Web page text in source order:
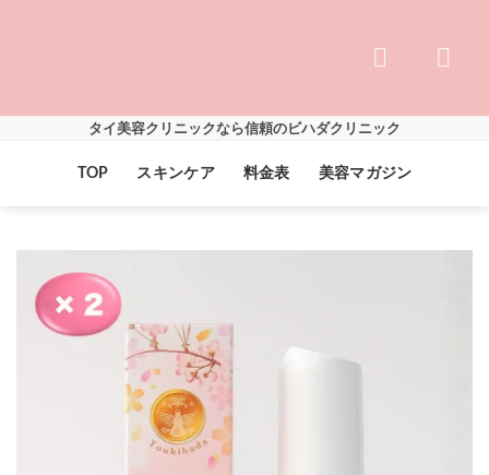
タイ美容クリニックなら信頼のビハダクリニック
TOP スキンケア 料金表 美容マガジン